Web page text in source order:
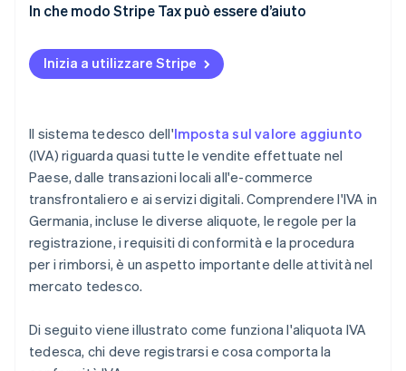
Forniture esenti da IVA
Venditori e-commerce e inventario
Venditori a distanza dell’UE che utilizzano OSS
Attività esenti da IVA
In che modo Stripe Tax può essere d’aiuto
Inizia a utilizzare Stripe
Il sistema tedesco dell'Imposta sul valore aggiunto
(IVA) riguarda quasi tutte le vendite effettuate nel
Paese, dalle transazioni locali all'e-commerce
transfrontaliero e ai servizi digitali. Comprendere l'IVA in
Germania, incluse le diverse aliquote, le regole per la
registrazione, i requisiti di conformità e la procedura
per i rimborsi, è un aspetto importante delle attività nel
mercato tedesco.
Di seguito viene illustrato come funziona l'aliquota IVA
tedesca, chi deve registrarsi e cosa comporta la